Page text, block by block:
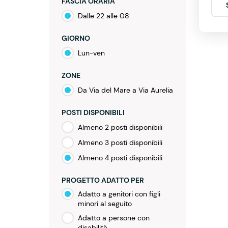
Dalle 22 alle 08
GIORNO
Lun-ven
ZONE
Da Via del Mare a Via Aurelia
POSTI DISPONIBILI
Almeno 2 posti disponibili
Almeno 3 posti disponibili
Almeno 4 posti disponibili
PROGETTO ADATTO PER
Adatto a genitori con figli
minori al seguito
Adatto a persone con